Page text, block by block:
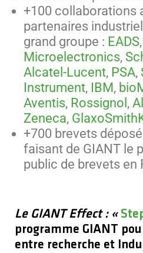
+100 collaborations
partenaires
grand groupe : EADS,
Microelectronics,
Alcatel-Lucent, PSA,
Instrument, IBM,
Aventis, Rossignol ,
Zeneca,
+700 brevets
faisant de GIANT le
public de brevets en
Le GIANT Effect : «
programme GIANT
entre recherche et